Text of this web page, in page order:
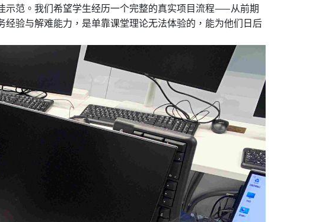
范。我们希望学生经历一个完整的真实项目流程——从前期
验与解难能力，是单靠课堂理论无法体验的，能为他们日后